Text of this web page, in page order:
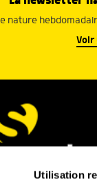
Utilisation
nature
Voir